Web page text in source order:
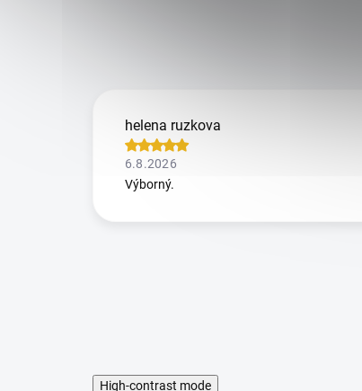
helena ruzkova
6.8.2026
Výborný.
High-contrast mode